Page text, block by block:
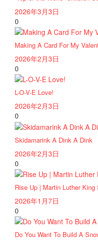
2026年3月3日
0
Making A Card For My
2026年2月3日
0
L-O-V-E Love!
2026年2月3日
0
Skidamarink A Dink A Dink
2026年2月3日
0
Rise Up | Martin Luther King
2026年1月7日
0
Do You Want To Build A